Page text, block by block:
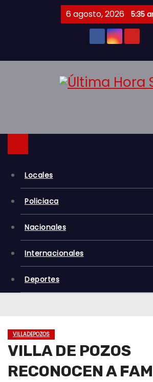
a
o
6 agosto, 2026 5:35
Locales
Policiaca
Nacionales
Internacionales
Deportes
VILLADEPOZOS
VILLA DE POZOS
RECONOCEN A